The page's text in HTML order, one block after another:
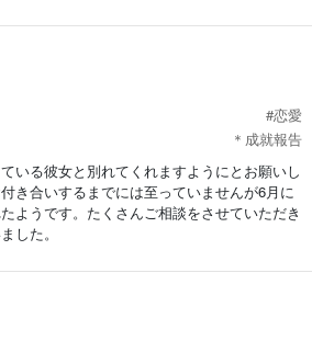
#恋愛
＊成就報告
いる彼女と別れてくれますようにとお願いし
き合いするまでには至っていませんが6月に
ようです。たくさんご相談をさせていただき
した。